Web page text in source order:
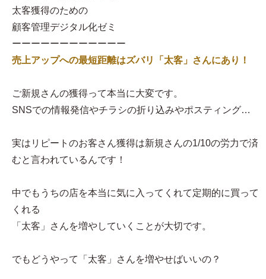
太客獲得のための
顧客管理デジタル化ゼミ
ーーーーーーーーーーーー
売上アップへの最短距離はズバリ「太客」さんにあり！
ご新規さんの獲得って本当に大変です。
SNSでの情報発信やチラシの折り込みやポスティング…
実はリピートのお客さん獲得は新規さんの1/10の労力で済
むと言われているんです！
中でもうちの店を本当に気に入ってくれて定期的に買って
くれる
「太客」さんを増やしていくことが大切です。
でもどうやって「太客」さんを増やせばいいの？